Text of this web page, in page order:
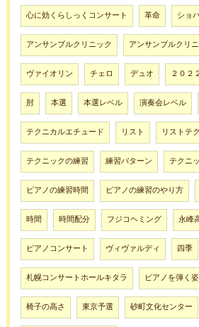
心に効くらしっくコンサート 革命 ショ
アンサンブルクリニック アンサンブルクリ
ヴァイオリン チェロ デュオ ２０２
肘 本選 本選レベル 演奏会レベル
テクニカルエチュード リスト リストテ
テクニックの練習 練習パターン テクニ
ピアノの練習時間 ピアノの練習のやり方
時間 時間配分 フジコヘミング 永峰
ピアノコンサート ヴィヴァルディ 四季
札幌コンサートホールキタラ ピアノを弾く
椅子の高さ 東京予選 砂町文化センター